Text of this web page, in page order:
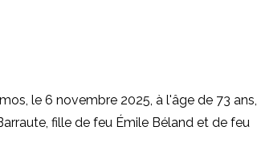
le 6 novembre 2025, à l'âge de 73 ans,
fille de feu Émile Béland et de feu